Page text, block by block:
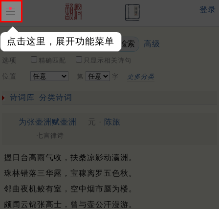
点击这里，展开功能菜单
登录
关键词 高级
选项 精确匹配 只显示相关诗句
位置 第 字 更多分类
诗词库 分类诗词
为张壶洲赋壶洲 元 · 陈旅
七言律诗
握日台高雨气收，扶桑凉影动瀛洲。
珠林错落三华露，宝稼离罗五色秋。
邻曲夜机鲛有室，空中烟市蜃为楼。
颇闻云锦张高士，曾与壶公汗漫游。